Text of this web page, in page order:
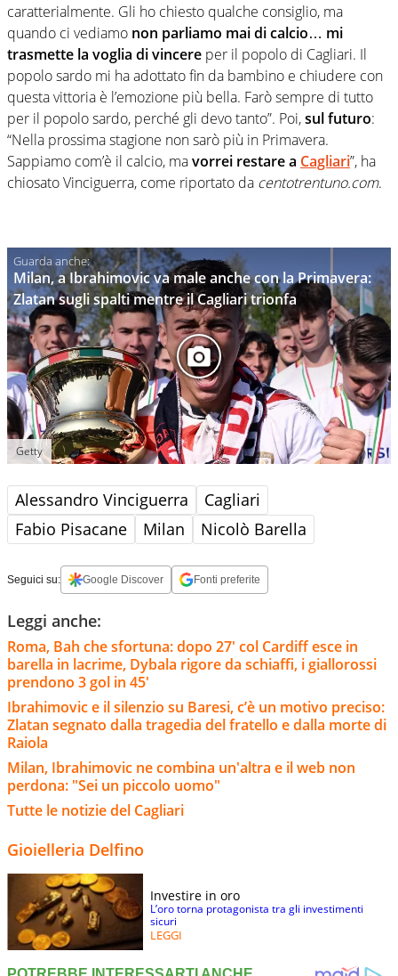
caratterialmente. Gli ho chiesto qualche consiglio, ma
quando ci vediamo non parliamo mai di calcio… mi
trasmette la voglia di vincere per il popolo di Cagliari. Il
popolo sardo mi ha adottato fin da bambino e chiudere con
questa vittoria è l’emozione più bella. Farò sempre di tutto
per il popolo sardo, perché gli devo tanto”. Poi,sul futuro:
“Nella prossima stagione non sarò più in Primavera.
Sappiamo com’è il calcio, mavorrei restare a Cagliari”, ha
chiosato Vinciguerra, come riportato da centotrentuno.com.
Milan, a Ibrahimovic va male anche con la Primavera:
Zlatan sugli spalti mentre il Cagliari trionfa
Getty
Alessandro Vinciguerra
Cagliari
Fabio Pisacane
Milan Nicolò Barella
Seguici su: Google Discover Fonti preferite
Leggi anche:
Roma, Bah che sfortuna: dopo 27' col Cardiff esce in
barella in lacrime, Dybala rigore da schiaffi, i giallorossi
prendono 3 gol in 45'
Ibrahimovic e il silenzio su Baresi, c’è un motivo preciso:
Zlatan segnato dalla tragedia del fratello e dalla morte di
Raiola
Milan, Ibrahimovic ne combina un'altra e il web non
perdona: "Sei un piccolo uomo"
Tutte le notizie del Cagliari
Gioielleria Delfino
Investire in oro
L’oro torna protagonista tra gli investimenti
sicuri
LEGGI